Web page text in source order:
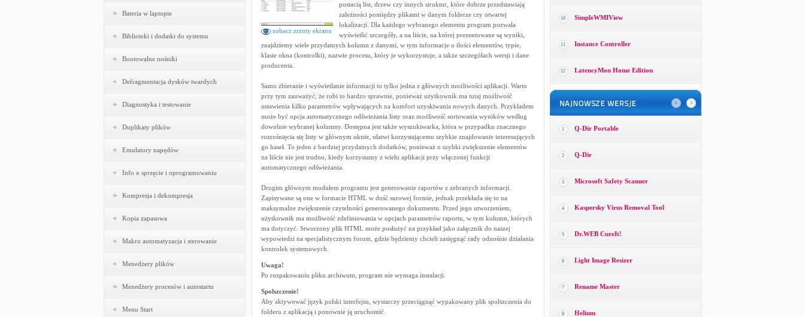
Bateria w laptopie
Biblioteki i dodatki do systemu
Bootowalne nośniki
Defragmentacja dysków twardych
Diagnostyka i testowanie
Duplikaty plików
Emulatory napędów
Info o sprzęcie i oprogramowaniu
Kompresja i dekompresja
Kopia zapasowa
Makro automatyzacja i sterowanie
Menedżery plików
Menedżery procesów i autostartu
Menu Start
zobacz zrzuty ekranu
postacią list, drzew czy innych struktur, które dobrze przedstawiają
zależności pomiędzy plikami w danym folderze czy otwartej
lokalizacji. Dla każdego wybranego elementu program pozwala
wyświetlić szczegóły, a na liście, na której prezentowane są wyniki,
znajdziemy wiele przydatnych kolumn z danymi, w tym informacje o ilości elementów, typie,
klasie okna (kontrolki), nazwie procesu, który je wykorzystuje, a także szczegółach wersji i dane
producenta.
Samo zbieranie i wyświetlanie informacji to tylko jedna z głównych możliwości aplikacji. Warto
przy tym zauważyć, że robi to bardzo sprawnie, ponieważ użytkownik ma tutaj możliwość
ustawienia kilku parametrów wpływających na komfort uzyskiwania nowych danych. Przykładem
może być opcja automatycznego odświeżania listy oraz możliwość sortowania wyników według
dowolnie wybranej kolumny. Dostępna jest także wyszukiwarka, która w przypadku znacznego
rozrośnięcia się listy w głównym oknie, ułatwi korzystającemu szybkie znajdowanie interesujących
go haseł. To jeden z bardziej przydatnych dodatków, ponieważ o szybki zwiększenie elementów
na liście nie jest trudno, kiedy korzystamy z wielu aplikacji przy włączonej funkcji
automatycznego odświeżania.
Drugim głównym modułem programu jest generowanie raportów z zebranych informacji.
Zapisywane są one w formacie HTML w dość surowej formie, jednak przekłada się to na
maksymalne zwiększenie czytelności generowanego dokumentu. Przed jego utworzeniem,
użytkownik ma możliwość zdefiniowania w opcjach parametrów raportu, w tym kolumn, których
ma dotyczyć. Stworzony plik HTML może posłużyć na przykład jako załącznik do naszej
wypowiedzi na specjalistycznym forum, gdzie będziemy chcieli zasięgnąć rady odnośnie działania
kontrolek systemowych.
Uwaga!
Po rozpakowaniu pliku archiwum, program nie wymaga instalacji.
Spolszczenie!
Aby aktywować język polski interfejsu, wystarczy przeciągnąć wypakowany plik spolszczenia do
folderu z aplikacją i ponownie ją uruchomić.
10 SimpleWMIView
11 Instance Controller
12 LatencyMon Home Edition
1 Q-Dir Portable
2 Q-Dir
3 Microsoft Safety Scanner
4 Kaspersky Virus Removal Tool
5 Dr.WEB CureIt!
6 Light Image Resizer
7 Rename Master
8 Helium